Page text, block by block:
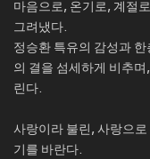
마음으로, 온기로, 계절
그려냈다.
정승환 특유의 감성과
의 결을 섬세하게 비추
린다.
사랑이라 불린, 사랑으
기를 바란다.